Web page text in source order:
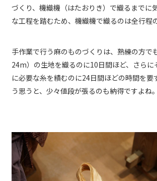
づくり、機織機（はたおりき）で織るまでに
な工程を踏むため、機織機で織るのは全行程
手作業で行う麻のものづくりは、熟練の方で
24m）の生地を織るのに10日間ほど、さらに
に必要な糸を績むのに24日間ほどの時間を要
う思うと、少々値段が張るのも納得ですよね。